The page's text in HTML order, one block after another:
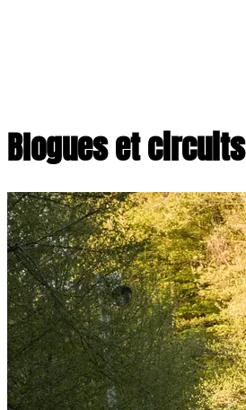
Blogues et circuits